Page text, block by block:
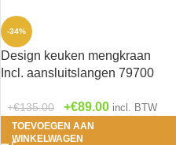
-34%
Design keuken mengkraan
Incl. aansluitslangen 79700
€135.00 €89.00 incl. BTW
TOEVOEGEN AAN
WINKELWAGEN